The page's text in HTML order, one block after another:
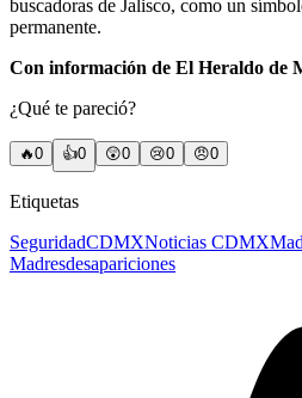
buscadoras de Jalisco, como un
permanente.
Con información de El Heraldo de
¿Qué te pareció?
🔥0 👍0 😲0 😢0 😠0
Etiquetas
SeguridadCDMXNoticias CDMX
Madresdesapariciones